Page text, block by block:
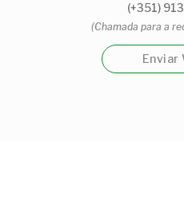
(+351)
(Chamada para a
Enviar